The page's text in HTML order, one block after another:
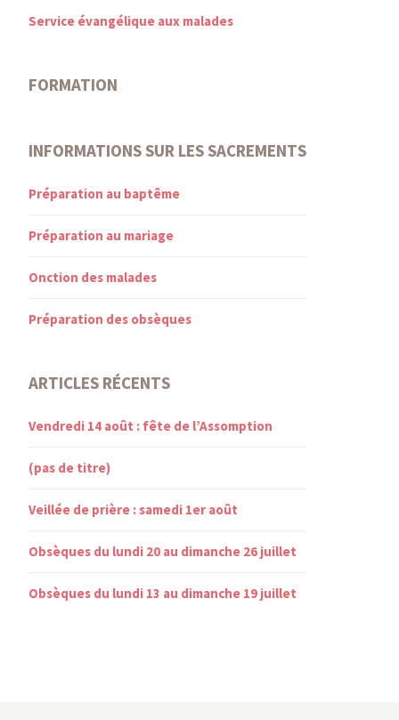
Service évangélique aux malades
FORMATION
INFORMATIONS SUR LES SACREMENTS
Préparation au baptême
Préparation au mariage
Onction des malades
Préparation des obsèques
ARTICLES RÉCENTS
Vendredi 14 août : fête de l’Assomption
(pas de titre)
Veillée de prière : samedi 1er août
Obsèques du lundi 20 au dimanche 26 juillet
Obsèques du lundi 13 au dimanche 19 juillet